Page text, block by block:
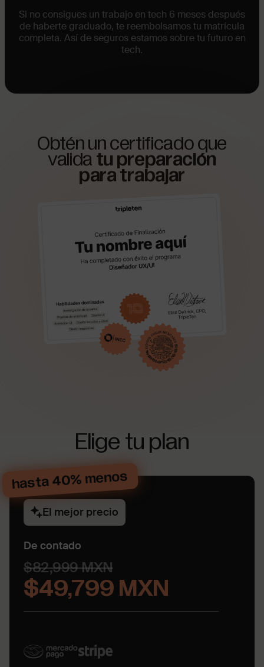
Si no consigues un trabajo en tech 6 meses después
de haberte graduado, te reembolsamos tu matrícula
completa. Así de seguros estamos sobre tu futuro en
tech.
Obtén un certificado que
valida tu preparación
para trabajar
Elige tu plan
hasta 40% menos
El mejor precio
De contado
$82,999 MXN
$49,799 MXN